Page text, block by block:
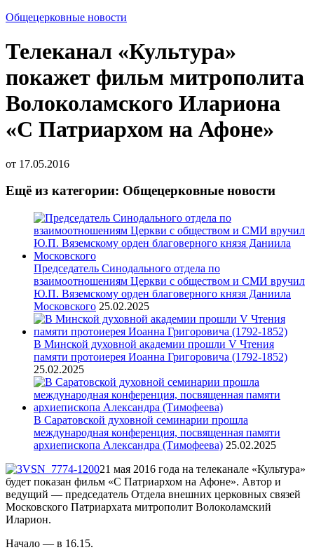
Общецерковные новости
Телеканал «Культура»
покажет фильм митрополита
Волоколамского Илариона
«С Патриархом на Афоне»
от 17.05.2016
Ещё из категории: Общецерковные новости
Председатель Синодального отдела по
взаимоотношениям Церкви с обществом и СМИ вручил
Ю.П. Вяземскому орден благоверного князя Даниила
Московского 25.02.2025
В Минской духовной академии прошли V Чтения
памяти протоиерея Иоанна Григоровича (1792-1852)
25.02.2025
В Саратовской духовной семинарии прошла
международная конференция, посвященная памяти
архиепископа Александра (Тимофеева) 25.02.2025
21 мая 2016 года на телеканале «Культура»
будет показан фильм «С Патриархом на Афоне». Автор и
ведущий — председатель Отдела внешних церковных связей
Московского Патриархата митрополит Волоколамский
Иларион.
Начало — в 16.15.